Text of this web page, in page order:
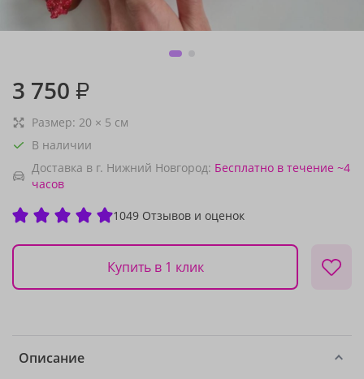
3 750 ₽
Размер: 20 × 5 см
В наличии
Доставка в г. Нижний Новгород: Бесплатно в течение ~4
часов
1049 Отзывов и оценок
Купить в 1 клик
Описание